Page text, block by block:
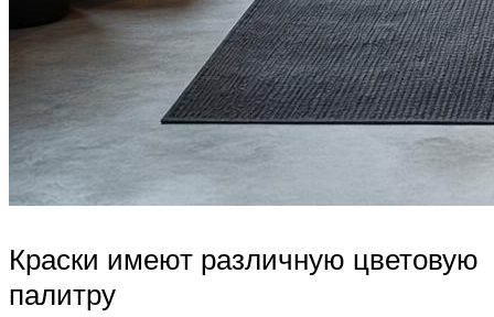
Краски имеют различную цветовую
палитру